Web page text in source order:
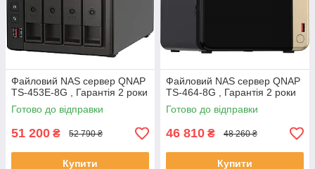
Файловий NAS сервер QNAP
TS-453E-8G , Гарантія 2 роки
Готово до відправки
51 200 ₴ 52 790 ₴
Купити
Файловий NAS сервер QNAP
TS-464-8G , Гарантія 2 роки
Готово до відправки
46 810 ₴ 48 260 ₴
Купити